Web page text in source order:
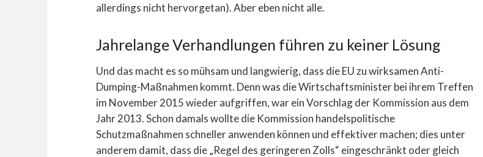
allerdings nicht hervorgetan). Aber eben nicht alle.
Jahrelange Verhandlungen führen zu keiner Lösung
Und das macht es so mühsam und langwierig, dass die EU zu wirksamen Anti-
Dumping-Maßnahmen kommt. Denn was die Wirtschaftsminister bei ihrem Treffen
im November 2015 wieder aufgriffen, war ein Vorschlag der Kommission aus dem
Jahr 2013. Schon damals wollte die Kommission handelspolitische
Schutzmaßnahmen schneller anwenden können und effektiver machen; dies unter
anderem damit, dass die „Regel des geringeren Zolls“ eingeschränkt oder gleich